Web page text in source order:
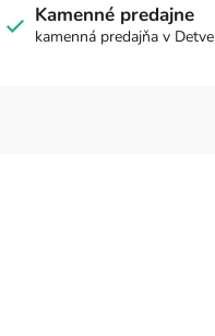
Kamenné predajne
kamenná predajňa v Detve